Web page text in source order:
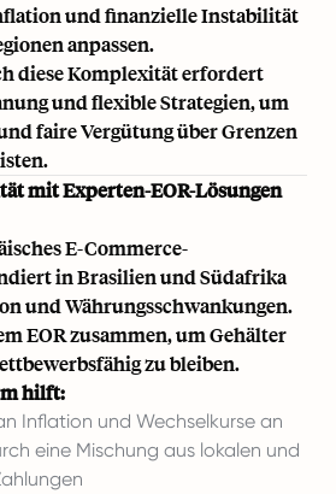
und finanzielle Instabilität
anpassen.
diese Komplexität erfordert
und flexible Strategien, um
faire Vergütung über Grenzen
mit Experten-EOR-Lösungen
E-Commerce-
inBrasilienundSüdafrika
und Währungsschwankungen.
EOR zusammen, um Gehälter
zu bleiben.
hilft:
Inflation und Wechselkurse an
eine Mischung aus lokalen und